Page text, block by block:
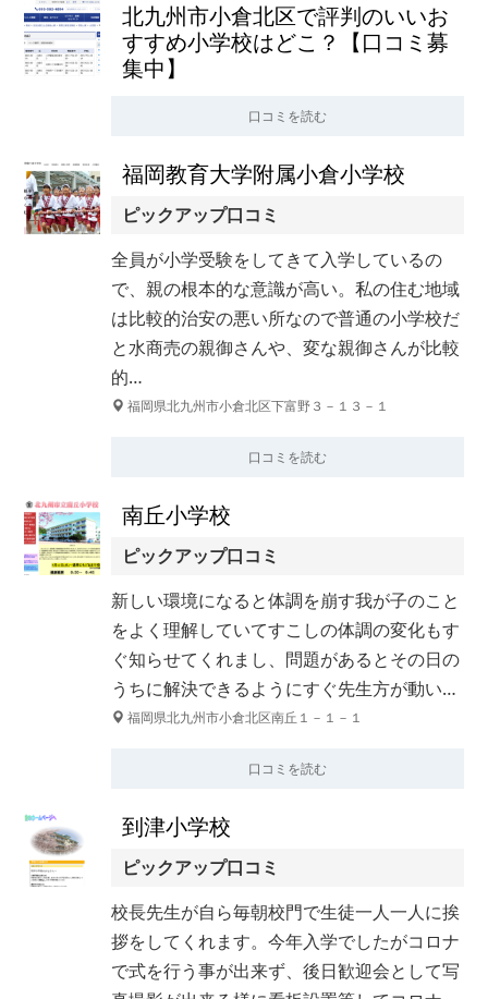
北九州市小倉北区で評判のいいお
すすめ小学校はどこ？【口コミ募
集中】
口コミを読む
福岡教育大学附属小倉小学校
ピックアップ口コミ
全員が小学受験をしてきて入学しているの
で、親の根本的な意識が高い。私の住む地域
は比較的治安の悪い所なので普通の小学校だ
と水商売の親御さんや、変な親御さんが比較
的…
福岡県北九州市小倉北区下富野３－１３－１
口コミを読む
南丘小学校
ピックアップ口コミ
新しい環境になると体調を崩す我が子のこと
をよく理解していてすこしの体調の変化もす
ぐ知らせてくれまし、問題があるとその日の
うちに解決できるようにすぐ先生方が動い…
福岡県北九州市小倉北区南丘１－１－１
口コミを読む
到津小学校
ピックアップ口コミ
校長先生が自ら毎朝校門で生徒一人一人に挨
拶をしてくれます。今年入学でしたがコロナ
で式を行う事が出来ず、後日歓迎会として写